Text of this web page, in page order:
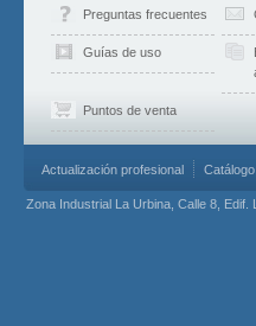
Preguntas frecuentes
Guías de uso
Puntos de venta
Actualización profesional Catálogo
Zona Industrial La Urbina, Calle 8,